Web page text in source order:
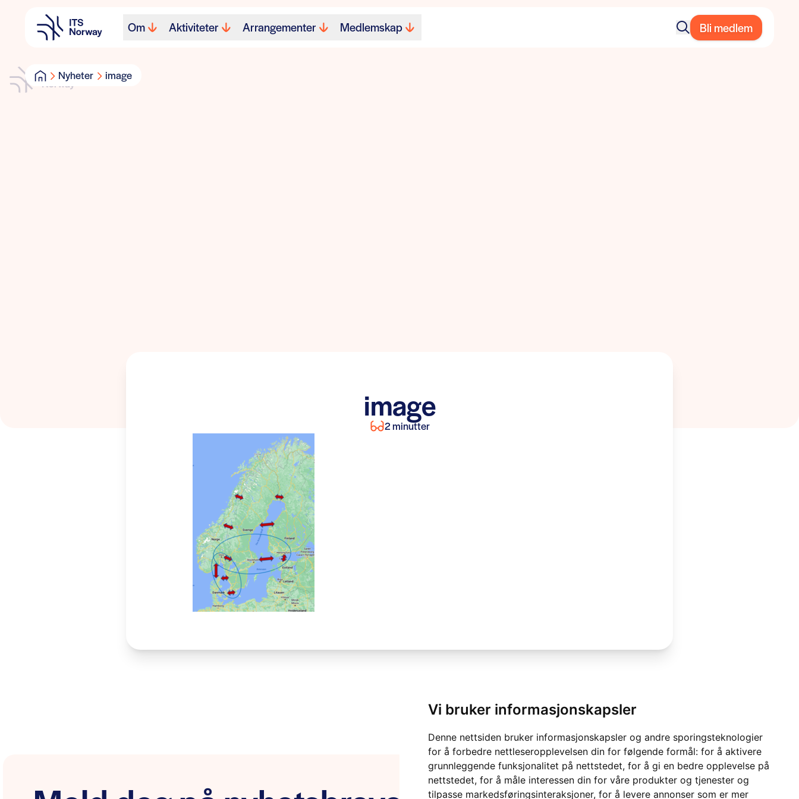
Vi bruker informasjonskapsler
Denne nettsiden bruker informasjonskapsler og andre sporingsteknologier
for å forbedre nettleseropplevelsen din for følgende formål: for å aktivere
grunnleggende funksjonalitet på nettstedet, for å gi en bedre opplevelse på
nettstedet, for å måle interessen din for våre produkter og tjenester og
tilpasse markedsføringsinteraksjoner, for å levere annonser som er mer
Om Aktiviteter Arrangementer Medlemskap Bli medlem
Nyheter image
image
2 minutter